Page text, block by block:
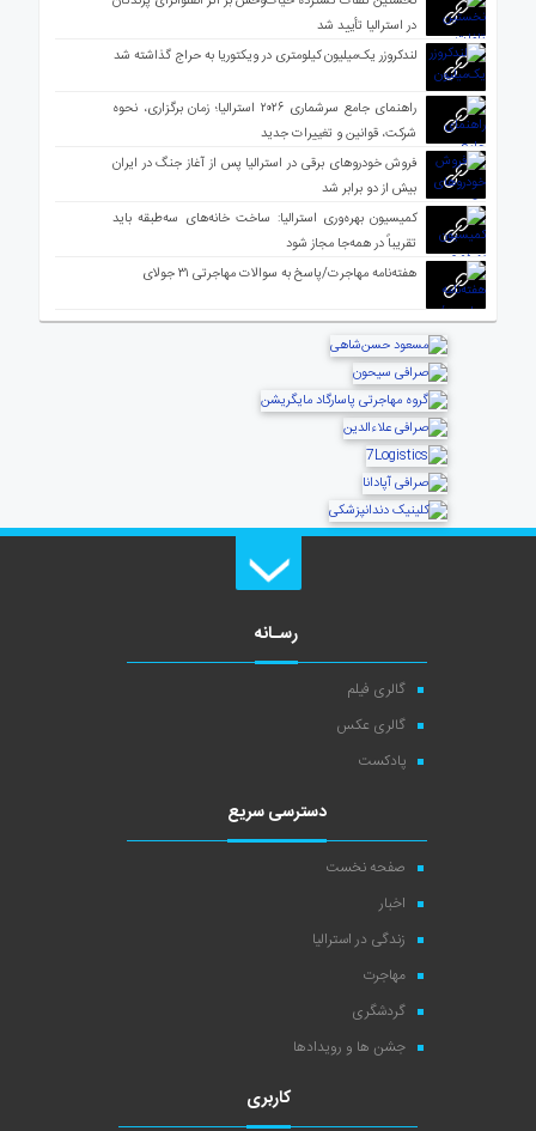
در استرالیا تأیید شد
لندکروزر یک‌میلیون کیلومتری در ویکتوریا به حراج گذاشته شد
راهنمای جامع سرشماری ۲۰۲۶ استرالیا؛ زمان برگزاری، نحوه
شرکت، قوانین و تغییرات جدید
فروش خودروهای برقی در استرالیا پس از آغاز جنگ در ایران
بیش از دو برابر شد
کمیسیون بهره‌وری استرالیا: ساخت خانه‌های سه‌طبقه باید
تقریباً در همه‌جا مجاز شود
هفته‌نامه مهاجرت/پاسخ به سوالات مهاجرتی ۳۱ جولای
رسـانه
گالری فیلم
گالری عکس
پادکست
دسترسی سریع
صفحه نخست
اخبار
زندگی در استرالیا
مهاجرت
گردشگری
جشن ها و رویدادها
کاربری